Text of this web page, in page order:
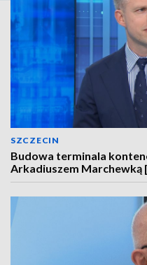
SZCZECIN
Budowa terminala
Arkadiuszem Marchewką